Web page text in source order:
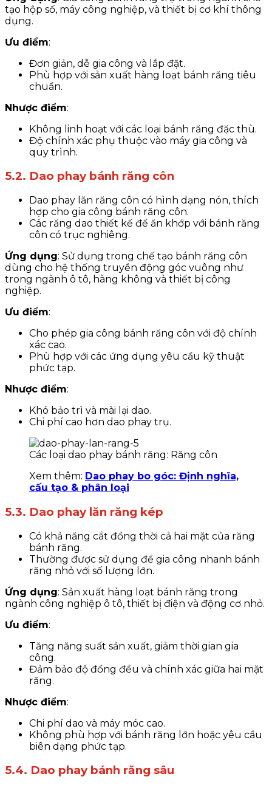
tạo hộp số, máy công nghiệp, và thiết bị cơ khí thông
dụng.
Ưu điểm:
Đơn giản, dễ gia công và lắp đặt.
Phù hợp với sản xuất hàng loạt bánh răng tiêu
chuẩn.
Nhược điểm:
Không linh hoạt với các loại bánh răng đặc thù.
Độ chính xác phụ thuộc vào máy gia công và
quy trình.
5.2. Dao phay bánh răng côn
Dao phay lăn răng côn có hình dạng nón, thích
hợp cho gia công bánh răng côn.
Các răng dao thiết kế để ăn khớp với bánh răng
côn có trục nghiêng.
Ứng dụng: Sử dụng trong chế tạo bánh răng côn
dùng cho hệ thống truyền động góc vuông như
trong ngành ô tô, hàng không và thiết bị công
nghiệp.
Ưu điểm:
Cho phép gia công bánh răng côn với độ chính
xác cao.
Phù hợp với các ứng dụng yêu cầu kỹ thuật
phức tạp.
Nhược điểm:
Khó bảo trì và mài lại dao.
Chi phí cao hơn dao phay trụ.
Các loại dao phay bánh răng: Răng côn
Xem thêm: Dao phay bo góc: Định nghĩa,
cấu tạo & phân loại
5.3. Dao phay lăn răng kép
Có khả năng cắt đồng thời cả hai mặt của răng
bánh răng.
Thường được sử dụng để gia công nhanh bánh
răng nhỏ với số lượng lớn.
Ứng dụng: Sản xuất hàng loạt bánh răng trong
ngành công nghiệp ô tô, thiết bị điện và động cơ nhỏ.
Ưu điểm:
Tăng năng suất sản xuất, giảm thời gian gia
công.
Đảm bảo độ đồng đều và chính xác giữa hai mặt
răng.
Nhược điểm:
Chi phí dao và máy móc cao.
Không phù hợp với bánh răng lớn hoặc yêu cầu
biên dạng phức tạp.
5.4. Dao phay bánh răng sâu